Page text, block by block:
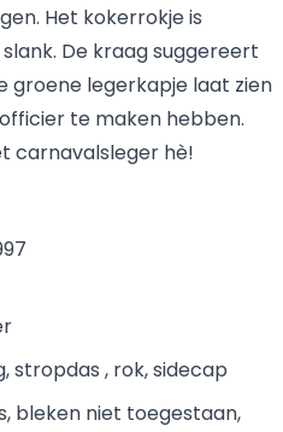
Het kokerrokje is
De kraag suggereert
groene legerkapje laat zien
te maken hebben.
carnavalsleger hè!
stropdas , rok, sidecap
bleken niet toegestaan,